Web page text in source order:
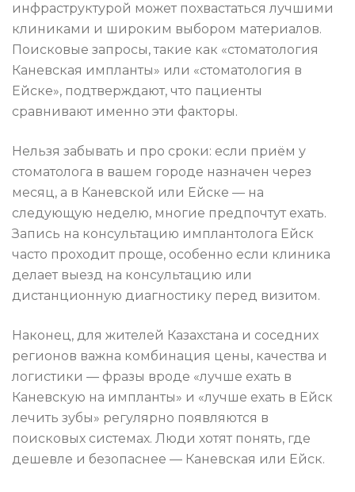
инфраструктурой может похвастаться лучшими
клиниками и широким выбором материалов.
Поисковые запросы, такие как «стоматология
Каневская импланты» или «стоматология в
Ейске», подтверждают, что пациенты
сравнивают именно эти факторы.
Нельзя забывать и про сроки: если приём у
стоматолога в вашем городе назначен через
месяц, а в Каневской или Ейске — на
следующую неделю, многие предпочтут ехать.
Запись на консультацию имплантолога Ейск
часто проходит проще, особенно если клиника
делает выезд на консультацию или
дистанционную диагностику перед визитом.
Наконец, для жителей Казахстана и соседних
регионов важна комбинация цены, качества и
логистики — фразы вроде «лучше ехать в
Каневскую на импланты» и «лучше ехать в Ейск
лечить зубы» регулярно появляются в
поисковых системах. Люди хотят понять, где
дешевле и безопаснее — Каневская или Ейск.